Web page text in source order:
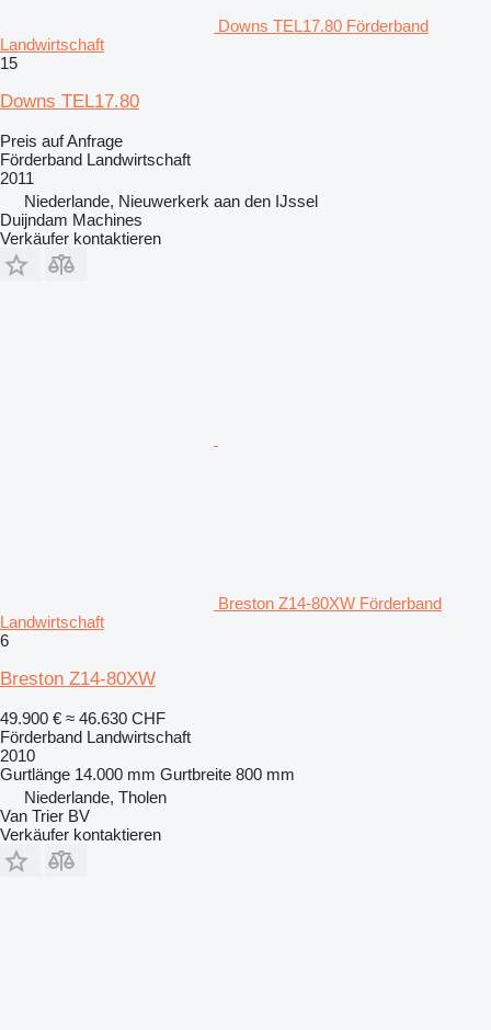
Downs TEL17.80 Förderband
Landwirtschaft
15
Downs TEL17.80
Preis auf Anfrage
Förderband Landwirtschaft
2011
Niederlande, Nieuwerkerk aan den IJssel
Duijndam Machines
Verkäufer kontaktieren
Breston Z14-80XW Förderband
Landwirtschaft
6
Breston Z14-80XW
49.900 € ≈ 46.630 CHF
Förderband Landwirtschaft
2010
Gurtlänge 14.000 mm Gurtbreite 800 mm
Niederlande, Tholen
Van Trier BV
Verkäufer kontaktieren